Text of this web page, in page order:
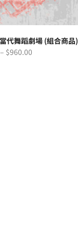
代舞蹈劇場 (組合商品)
$960.00